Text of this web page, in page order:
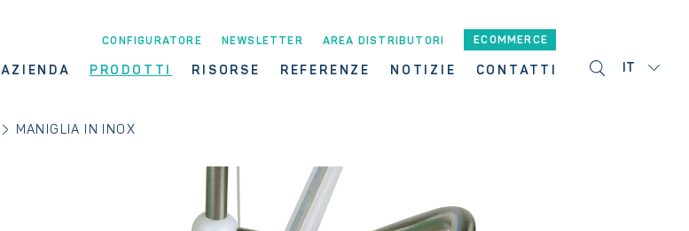
AZIENDA PRODOTTI RISORSE REFERENZE NOTIZIE CONTATTI
ECOMMERCE
CONFIGURATORE NEWSLETTER AREA DISTRIBUTORI
IT
MANIGLIA IN INOX